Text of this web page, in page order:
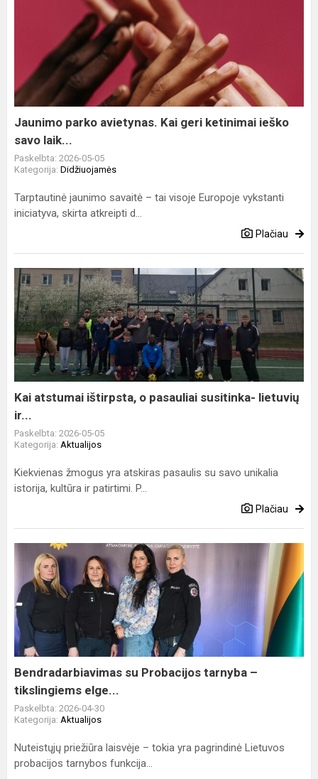
geri
ketinimai
ieško
savo
laik...
Jaunimo parko avietynas. Kai geri ketinimai ieško
savo laik...
Paskelbta: 2026-05-05
Kategorija: Didžiuojamės
Tarptautinė jaunimo savaitė – tai visoje Europoje vykstanti
iniciatyva, skirta atkreipti d...
Plačiau
Kai
atstumai
ištirpsta,
o
pasauliai
susitinka-
lietuvių
ir...
Kai atstumai ištirpsta, o pasauliai susitinka- lietuvių
ir...
Paskelbta: 2026-05-05
Kategorija: Aktualijos
Kiekvienas žmogus yra atskiras pasaulis su savo unikalia
istorija, kultūra ir patirtimi. P...
Plačiau
Bendradarbiavimas
Probacijos
tarnyba
–
tikslingiems
elge...
Bendradarbiavimas su Probacijos tarnyba –
tikslingiems elge...
Paskelbta: 2026-04-30
Kategorija: Aktualijos
Nuteistųjų priežiūra laisvėje – tokia yra pagrindinė Lietuvos
probacijos tarnybos funkcija...